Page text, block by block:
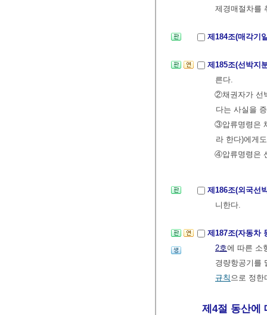
제경매절차를
제184조(매각기
제185조(선박지
른다.
②채권자가 선
다는 사실을
③압류명령은
라 한다)에게
④압류명령은
제186조(외국선
니한다.
제187조(자동차
2호에 따른 소
경량항공기를
규칙 으로 정
제4절 동산에